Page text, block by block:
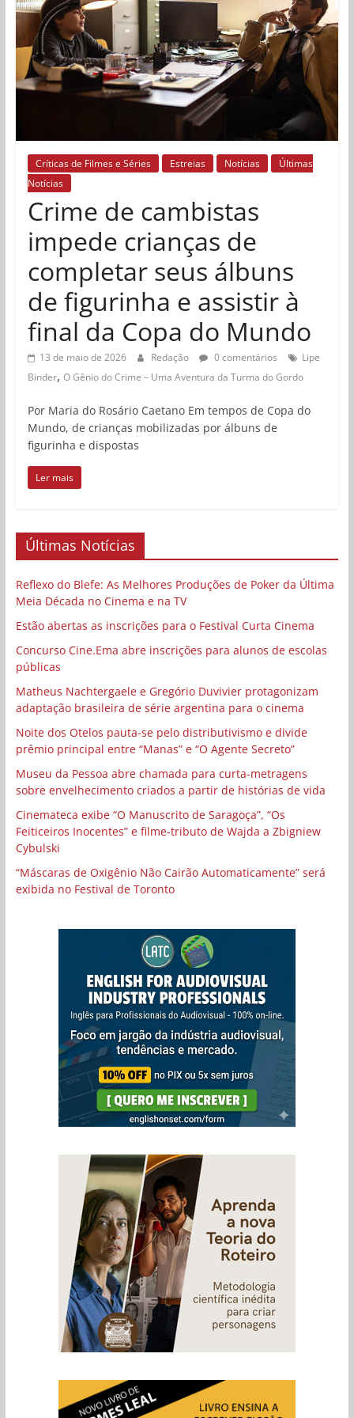
Críticas de Filmes e Séries Estreias Notícias
Últimas
Notícias
Crime de cambistas
impede crianças de
completar seus álbuns
de figurinha e assistir à
final da Copa do Mundo
13 de maio de 2026 Redação 0 comentários
Lipe
Binder, O Gênio do Crime – Uma Aventura da Turma do Gordo
Por Maria do Rosário Caetano Em tempos de Copa do
Mundo, de crianças mobilizadas por álbuns de
figurinha e dispostas
Ler mais
Últimas Notícias
Reflexo do Blefe: As Melhores Produções de Poker da Última
Meia Década no Cinema e na TV
Estão abertas as inscrições para o Festival Curta Cinema
Concurso Cine.Ema abre inscrições para alunos de escolas
públicas
Matheus Nachtergaele e Gregório Duvivier protagonizam
adaptação brasileira de série argentina para o cinema
Noite dos Otelos pauta-se pelo distributivismo e divide
prêmio principal entre “Manas” e “O Agente Secreto”
Museu da Pessoa abre chamada para curta-metragens
sobre envelhecimento criados a partir de histórias de vida
Cinemateca exibe “O Manuscrito de Saragoça”, “Os
Feiticeiros Inocentes” e filme-tributo de Wajda a Zbigniew
Cybulski
“Máscaras de Oxigênio Não Cairão Automaticamente” será
exibida no Festival de Toronto